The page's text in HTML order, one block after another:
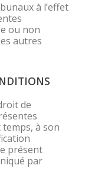
à l’effet
ou non
autres
de
à son
présent
par